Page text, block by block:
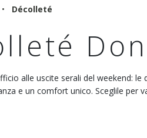
Décolleté
alle uscite serali del weekend: le
e un comfort unico. Sceglile per